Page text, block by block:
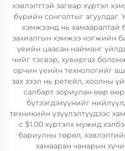
хэвлэлттэй загвар хүртэл
бүрийн сонголтыг агуулдаг.
хэмжээнд нь хамааралтай
захиалгын хэмжээ нэгжийн
үеийн цаасан найманг
чийг тэсвэр, хувиргах
орчин үеийн технологийг
зах зээл нь ретейл, хоолны
салбарт зориулан өөр
бүтээгдэхүүнийг
техникийн үзүүлэлтүүдээс
с $1.00 хүртэлх мужид
бариулны төрөл,
хамааран чанарын